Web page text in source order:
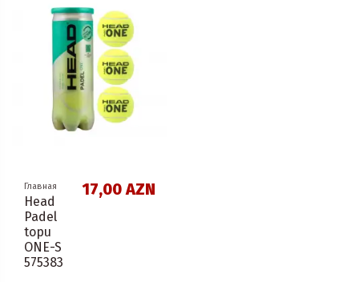
Главная
Head
Padel
topu
ONE-S
575383
17,00 AZN